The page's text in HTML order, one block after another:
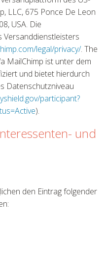
LLC, 675 Ponce De Leon
USA. Die
Versanddienstleisters
legal/privacy/. The
MailChimp ist unter dem
und bietet hierdurch
Datenschutzniveau
participant?
).
und
den Eintrag folgender